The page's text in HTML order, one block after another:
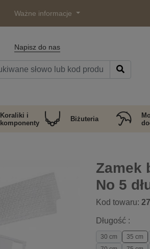
Ważne informacje
Napisz do nas
Koraliki i
komponenty
Biżuteria
Zamek
No 5
Kod towaru:
Długość :
30 cm 35 cm